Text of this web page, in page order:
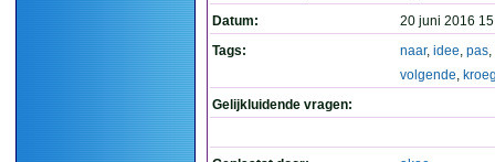
Datum:
20 juni 2016
Tags:
naar, idee, pas,
volgende,
Gelijkluidende vragen: